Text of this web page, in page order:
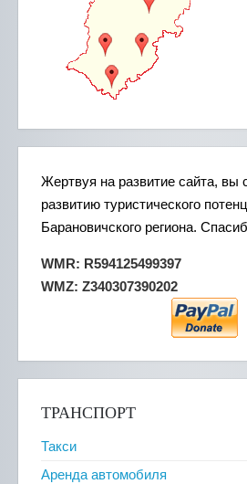
Жертвуя на развитие сайта, вы
развитию туристического
Барановичского региона.
WMR: R594125499397
WMZ: Z340307390202
ТРАНСПОРТ
Такси
Аренда автомобиля